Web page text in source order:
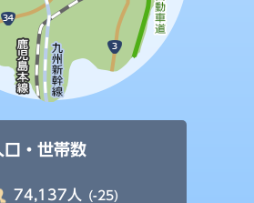
口・世帯数
74,137人 (-25)